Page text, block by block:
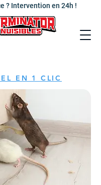
? Intervention en 24h !
EN 1 CLIC